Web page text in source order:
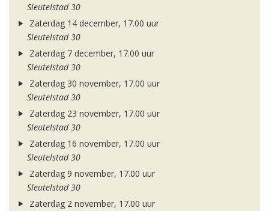
Sleutelstad 30
Zaterdag 14 december, 17.00 uur
Sleutelstad 30
Zaterdag 7 december, 17.00 uur
Sleutelstad 30
Zaterdag 30 november, 17.00 uur
Sleutelstad 30
Zaterdag 23 november, 17.00 uur
Sleutelstad 30
Zaterdag 16 november, 17.00 uur
Sleutelstad 30
Zaterdag 9 november, 17.00 uur
Sleutelstad 30
Zaterdag 2 november, 17.00 uur